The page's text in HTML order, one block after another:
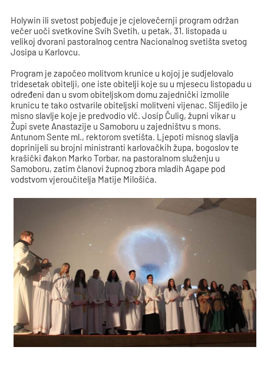
Holywin ili svetost pobjeđuje je cjelovečernji program održan
večer uoči svetkovine Svih Svetih, u petak, 31. listopada u
velikoj dvorani pastoralnog centra Nacionalnog svetišta svetog
Josipa u Karlovcu.
Program je započeo molitvom krunice u kojoj je sudjelovalo
tridesetak obitelji, one iste obitelji koje su u mjesecu listopadu u
određeni dan u svom obiteljskom domu zajednički izmolile
krunicu te tako ostvarile obiteljski molitveni vijenac. Slijedilo je
misno slavlje koje je predvodio vlč. Josip Čulig, župni vikar u
Župi svete Anastazije u Samoboru u zajedništvu s mons.
Antunom Sente ml., rektorom svetišta. Ljepoti misnog slavlja
doprinijeli su brojni ministranti karlovačkih župa, bogoslov te
krašički đakon Marko Torbar, na pastoralnom služenju u
Samoboru, zatim članovi župnog zbora mladih Agape pod
vodstvom vjeroučitelja Matije Milošića.